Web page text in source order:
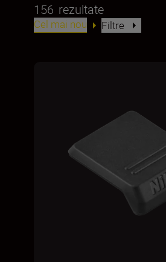
156 rezultate
Cel mai nou Filtre